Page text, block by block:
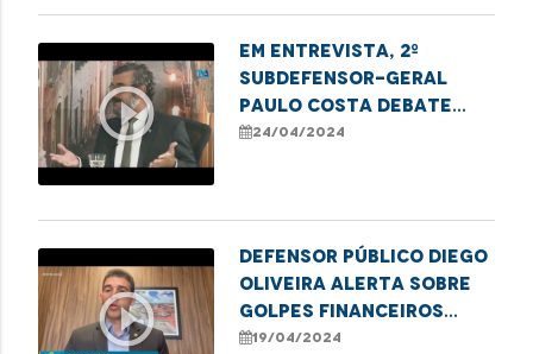
play_circle_outline
Em entrevista, 2º
Subdefensor-Geral
Paulo Costa debate
controle e
24/04/2024
play_circle_outline
Defensor público Diego
Oliveira alerta sobre
golpes financeiros
contra idosos
19/04/2024